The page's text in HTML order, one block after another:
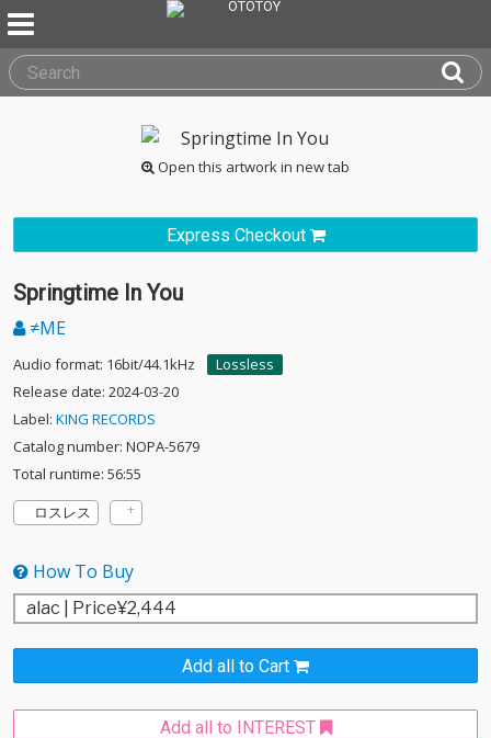
Open this artwork in new tab
Express Checkout
Springtime In You
≠ME
Audio format: 16bit/44.1kHz
Lossless
Release date: 2024-03-20
Label: KING RECORDS
Catalog number: NOPA-5679
Total runtime: 56:55
ロスレス
How To Buy
Add all to Cart
Add all to INTEREST